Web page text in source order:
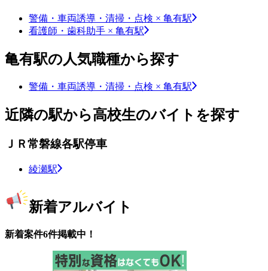
警備・車両誘導・清掃・点検 × 亀有駅
看護師・歯科助手 × 亀有駅
亀有駅の人気職種から探す
警備・車両誘導・清掃・点検 × 亀有駅
近隣の駅から高校生のバイトを探す
ＪＲ常磐線各駅停車
綾瀬駅
新着アルバイト
新着案件6件掲載中！